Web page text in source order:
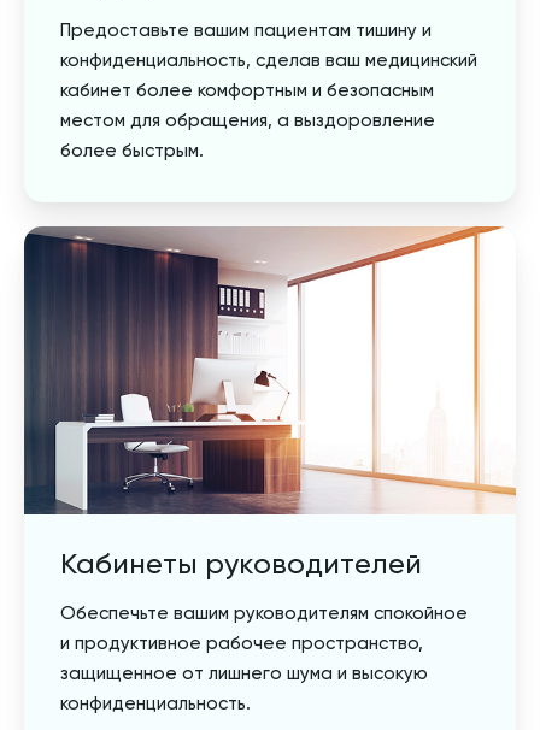
Предоставьте вашим пациентам тишину и
конфиденциальность, сделав ваш медицинский
кабинет более комфортным и безопасным
местом для обращения, а выздоровление
более быстрым.
Кабинеты руководителей
Обеспечьте вашим руководителям спокойное
и продуктивное рабочее пространство,
защищенное от лишнего шума и высокую
конфиденциальность.